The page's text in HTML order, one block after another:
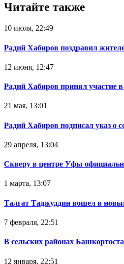
Читайте также
10 июля, 22:49
Радий Хабиров поздравил
12 июня, 12:47
Радий Хабиров принял участие
21 мая, 13:01
Радий Хабиров подписал указ о
29 апреля, 13:04
Скверу в центре Уфы
1 марта, 13:07
Талгат Таджуддин вошел в
7 февраля, 22:51
В сельских районах
12 января, 22:51